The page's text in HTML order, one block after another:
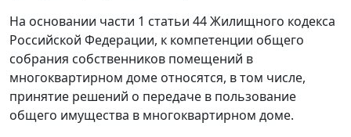
На основании части 1 статьи 44Жилищного кодекса
Российской Федерации, к компетенции общего
собрания собственников помещений в
многоквартирном доме относятся, в том числе,
принятие решений о передаче в пользование
общего имущества в многоквартирном доме.